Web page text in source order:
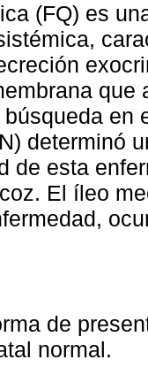
(FQ) es
que
en
determinó
de esta
El íleo
de
normal.